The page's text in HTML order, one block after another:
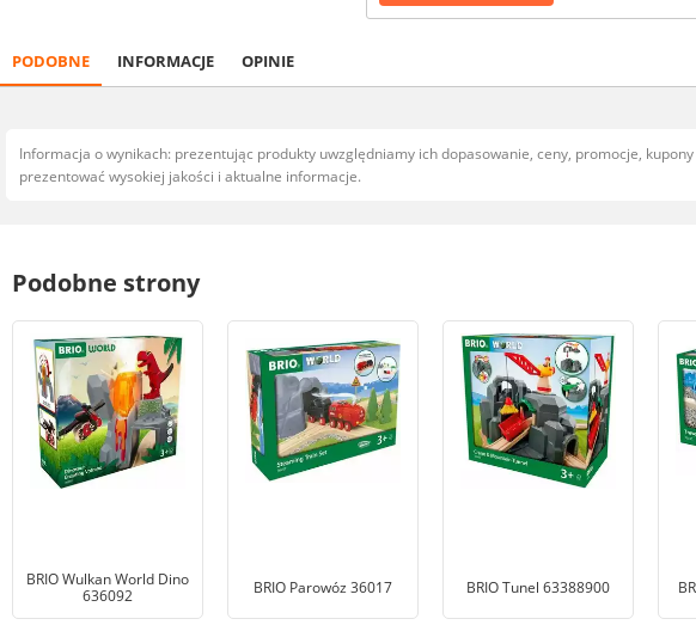
PODOBNE INFORMACJE OPINIE
Informacja o wynikach: prezentując produkty uwzględniamy ich dopasowanie, ceny, promocje,
prezentować wysokiej jakości i aktualne informacje.
Podobne strony
BRIO Wulkan World Dino
636092
BRIO Parowóz 36017 BRIO Tunel 63388900